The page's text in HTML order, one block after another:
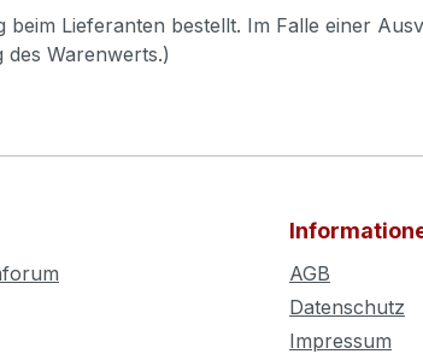
Lieferanten bestellt. Im Falle einer
Warenwerts.)
AGB
Datenschutz
Impressum